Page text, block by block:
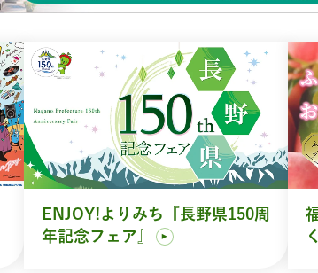
ENJOY!よりみち『長野県150周
年記念フェア』